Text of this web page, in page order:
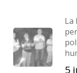
La
5